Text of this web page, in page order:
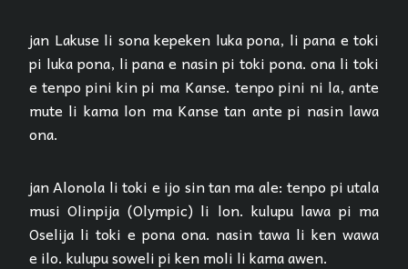
jan Lakuse li sona kepeken luka pona, li pana e toki
pi luka pona, li pana e nasin pi toki pona. ona li toki
e tenpo pini kin pi ma Kanse. tenpo pini ni la, ante
mute li kama lon ma Kanse tan ante pi nasin lawa
ona.
jan Alonola li toki e ijo sin tan ma ale: tenpo pi utala
musi Olinpija (Olympic) li lon. kulupu lawa pi ma
Oselija li toki e pona ona. nasin tawa li ken wawa
e ilo. kulupu soweli pi ken moli li kama awen.